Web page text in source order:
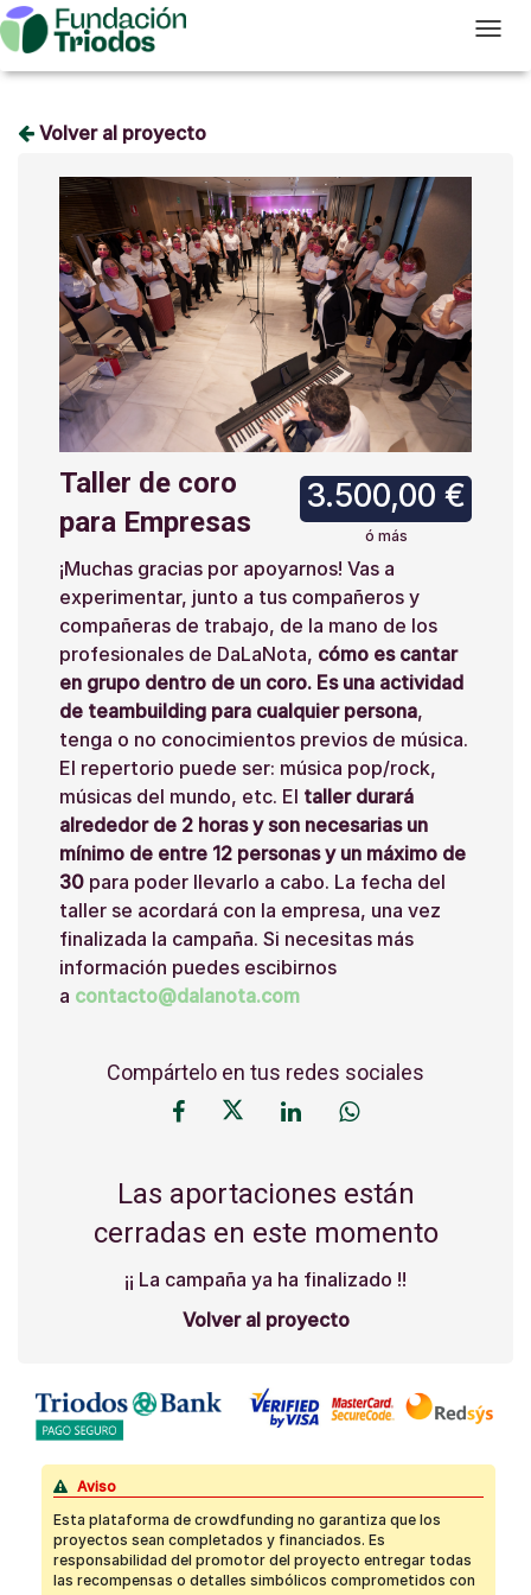
T
Volver al proyecto
3.500,00 €
ó más
Taller de coro
para Empresas
¡Muchas gracias por apoyarnos! Vas a
experimentar, junto a tus compañeros y
compañeras de trabajo, de la mano de los
profesionales de DaLaNota, cómo es cantar
en grupo dentro de un coro. Es una actividad
de teambuilding para cualquier persona,
tenga o no conocimientos previos de música.
El repertorio puede ser: música pop/rock,
músicas del mundo, etc. El taller durará
alrededor de 2 horas y son necesarias un
mínimo de entre 12 personas y un máximo de
30 para poder llevarlo a cabo. La fecha del
taller se acordará con la empresa, una vez
finalizada la campaña. Si necesitas más
información puedes escibirnos
a contacto@dalanota.com
Compártelo en tus redes sociales
Las aportaciones están
cerradas en este momento
¡¡ La campaña ya ha finalizado !!
Volver al proyecto
Aviso
Esta plataforma de crowdfunding no garantiza que los
proyectos sean completados y financiados. Es
responsabilidad del promotor del proyecto entregar todas
las recompensas o detalles simbólicos comprometidos con